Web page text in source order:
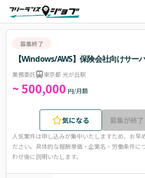
募集終了
【Windows/AWS】保険会社向けサー
業務委託 東京都 光が丘駅
~ 500,000 円/月額
気になる 募集が終
人気案件は申し込みが集中いたしますため、お早
ださい。 具体的な報酬単価・企業名・労働条件に
わせ後に説明いたします。